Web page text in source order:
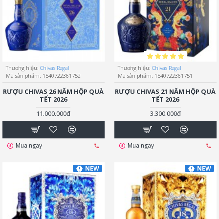
Thương hiệu: Chivas Regal
Mã sản phẩm: 1540722361752
RƯỢU CHIVAS 26 NĂM HỘP QUÀ
TẾT 2026
11.000.000đ
Mua ngay
Thương hiệu: Chivas Regal
Mã sản phẩm: 1540722361751
RƯỢU CHIVAS 21 NĂM HỘP QUÀ
TẾT 2026
3.300.000đ
Mua ngay
NEW NEW